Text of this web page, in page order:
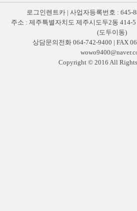
로그인렌트카 | 사업자등록번호 : 645-
주소 : 제주특별자치도 제주시도두2동
(도두이동)
상담문의전화 064-742-9400 | FAX
Copyright © 2016 All Rights